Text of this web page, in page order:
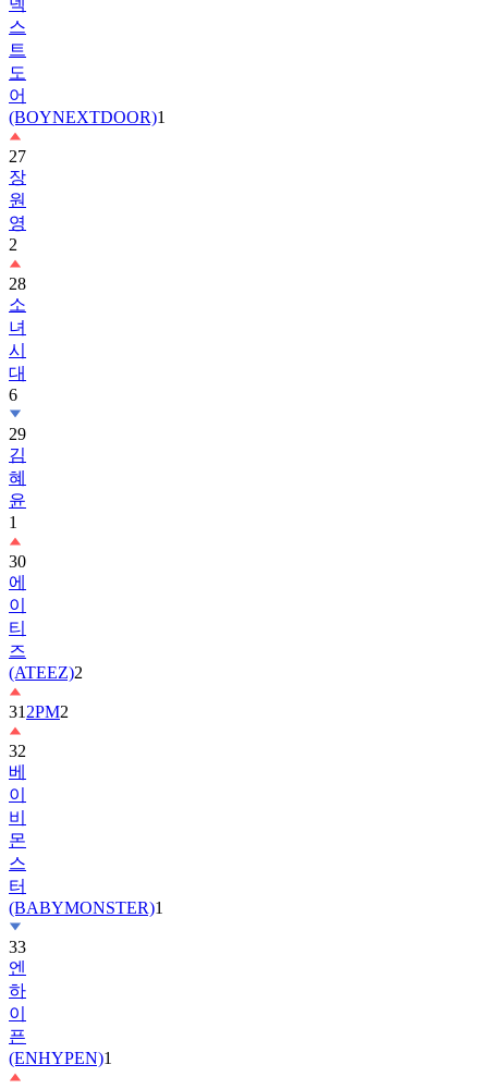
트
도
어
(BOYNEXTDOOR)
27
장
원
영
2
28
소
녀
시
대
6
29
김
혜
윤
1
30
에
이
티
즈
(ATEEZ)
312PM2
32
베
이
비
몬
스
터
(BABYMONSTER)
33
엔
하
이
픈
(ENHYPEN)
34
아